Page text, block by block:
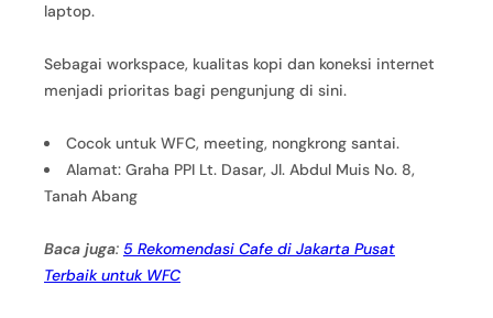
laptop.
Sebagai workspace, kualitas kopi dan koneksi internet
menjadi prioritas bagi pengunjung di sini.
Cocok untuk WFC, meeting, nongkrong santai.
Alamat: Graha PPI Lt. Dasar, Jl. Abdul Muis No. 8,
Tanah Abang
Baca juga: 5 Rekomendasi Cafe di Jakarta Pusat
Terbaik untuk WFC